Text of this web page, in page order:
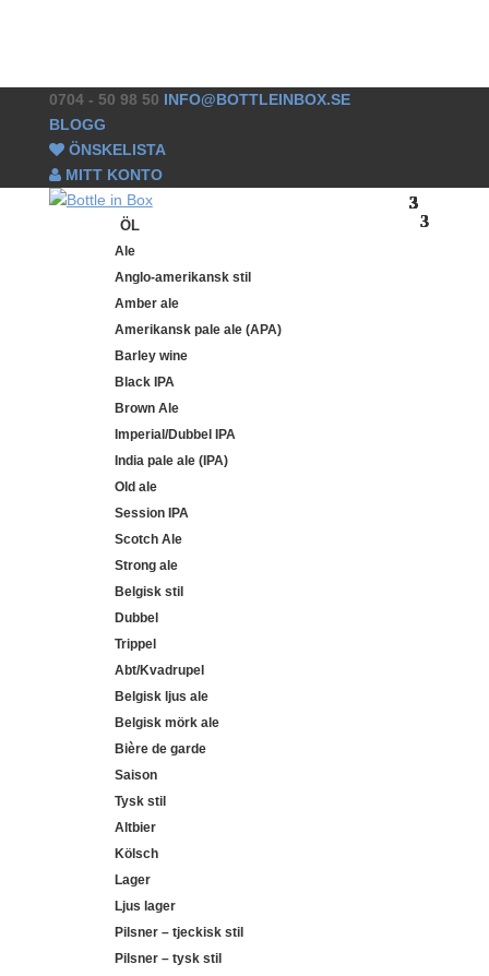
0704 - 50 98 50 INFO@BOTTLEINBOX.SE
BLOGG
ÖNSKELISTA
MITT KONTO
ÖL
Ale
Anglo-amerikansk stil
Amber ale
Amerikansk pale ale (APA)
Barley wine
Black IPA
Brown Ale
Imperial/Dubbel IPA
India pale ale (IPA)
Old ale
Session IPA
Scotch Ale
Strong ale
Belgisk stil
Dubbel
Trippel
Abt/Kvadrupel
Belgisk ljus ale
Belgisk mörk ale
Bière de garde
Saison
Tysk stil
Altbier
Kölsch
Lager
Ljus lager
Pilsner – tjeckisk stil
Pilsner – tysk stil